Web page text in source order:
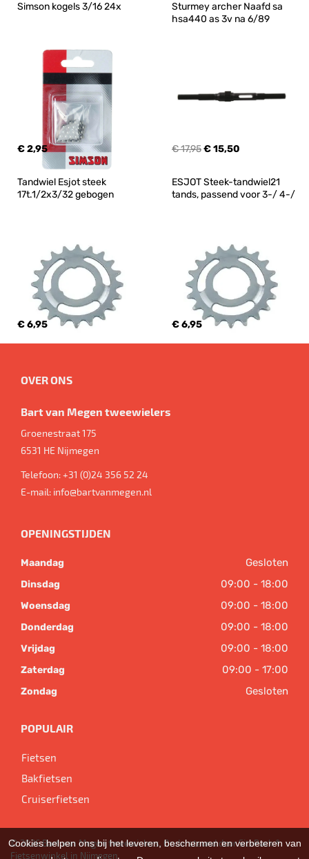
Simson kogels 3/16 24x
€ 2,95
Sturmey archer Naafd sa
hsa440 as 3v na 6/89
€ 17,95€ 15,50
Tandwiel Esjot steek
17t.1/2x3/32 gebogen
€ 6,95
ESJOT Steek-tandwiel21
tands, passend voor 3-/ 4-/
€ 6,95
OVER ONS
Bart van Megen tweewielers
Groenestraat 175
6531 HE Nijmegen
Telefoon:+31 (0)24 356 52 24
E-mail: info@bartvanmegen.nl
OPENINGSTIJDEN
Maandag Gesloten
Dinsdag 09:00 - 18:00
Woensdag 09:00 - 18:00
Donderdag 09:00 - 18:00
Vrijdag 09:00 - 18:00
Zaterdag 09:00 - 17:00
Zondag Gesloten
POPULAIR
Fietsen
Bakfietsen
Cruiserfietsen
© 2026 Bart van Megen tweewielers. Ondersteund doorSitePack ®
Fietsenwinkel in Nijmegen
Cookies helpen ons bij het leveren, beschermen en verbeteren van